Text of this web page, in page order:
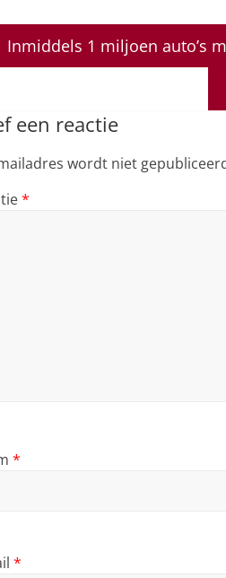
at
s
p
c
e
o
o
k
k
e
n
re
a
ai
l
Inmiddels 1 miljoen auto’s
een reactie
wordt niet
*
*
*